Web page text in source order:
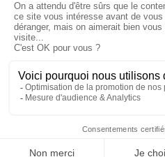
Chantiers de France est une
Protection des données